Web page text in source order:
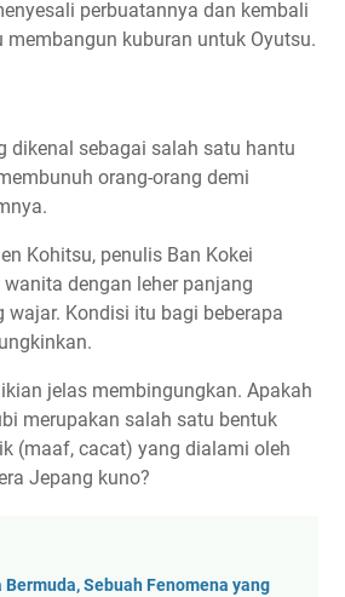
perbuatannya dan kembali
membangun kuburan untuk Oyutsu.
dikenal sebagai salah satu hantu
orang-orang demi
Kohitsu, penulis Ban Kokei
dengan leher panjang
wajar. Kondisi itu bagi beberapa
jelas membingungkan. Apakah
merupakan salah satu bentuk
(maaf, cacat) yang dialami oleh
Jepang kuno?
Sebuah Fenomena yang